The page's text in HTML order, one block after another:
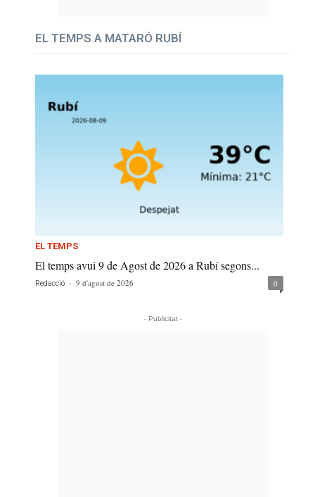
EL TEMPS A MATARÓ RUBÍ
EL TEMPS
El temps avui 9 de Agost de 2026 a Rubí segons...
Redacció - 9 d'agost de 2026 0
- Publicitat -